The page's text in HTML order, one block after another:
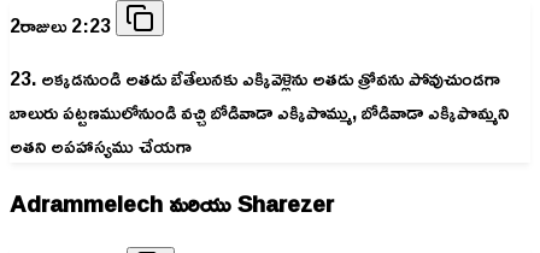
2రాజులు 2:23
23. అక్కడనుండి అతడు బేతేలునకు ఎక్కివెళ్లెను అతడు త్రోవను పోవుచుండగా
బాలురు పట్టణములోనుండి వచ్చి బోడివాడా ఎక్కిపొమ్ము, బోడివాడా ఎక్కిపొమ్మని
అతని అపహాస్యము చేయగా
Adrammelech మరియు Sharezer